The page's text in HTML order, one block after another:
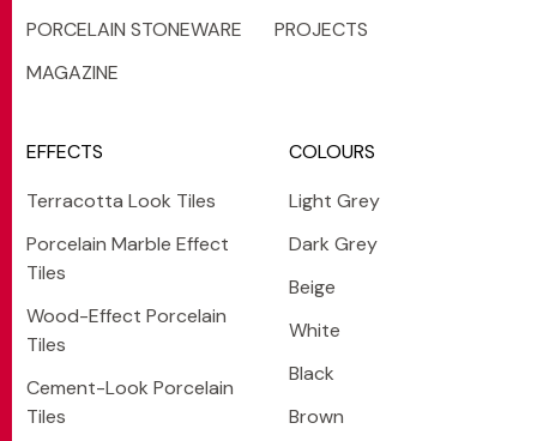
PORCELAIN STONEWARE
PROJECTS
MAGAZINE
EFFECTS
Terracotta Look Tiles
Porcelain Marble Effect
Tiles
Wood-Effect Porcelain
Tiles
Cement-Look Porcelain
Tiles
COLOURS
Light Grey
Dark Grey
Beige
White
Black
Brown